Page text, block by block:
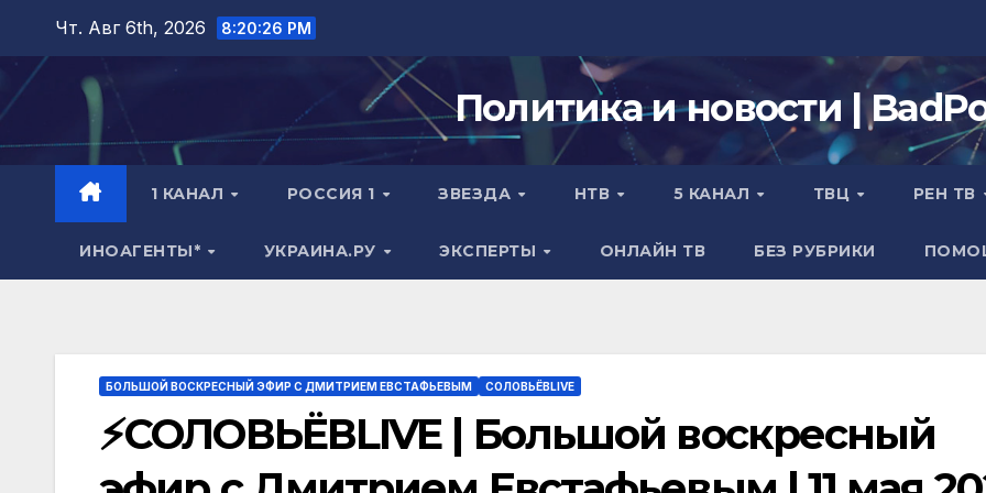
Перейти
содержимому
Чт. Авг 6th, 2026 8:20:27 PM
Политика и новости |
1 КАНАЛ РОССИЯ 1 ЗВЕЗДА НТВ 5 КАНАЛ ТВЦ РЕН ТВ
ИНОАГЕНТЫ* УКРАИНА.РУ ЭКСПЕРТЫ ОНЛАЙН ТВ БЕЗ РУБРИКИ
БОЛЬШОЙ ВОСКРЕСНЫЙ ЭФИР С ДМИТРИЕМ ЕВСТАФЬЕВЫМ СОЛОВЬЁВLIVE
⚡️СОЛОВЬЁВLIVE | Большой воскресный